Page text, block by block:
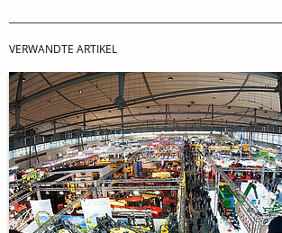
VERWANDTE ARTIKEL